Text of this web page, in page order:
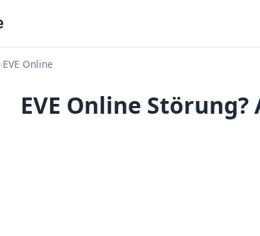
›EVE Online
EVE Online